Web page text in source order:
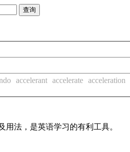
accelerant accelerate acceleration
法，是英语学习的有利工具。